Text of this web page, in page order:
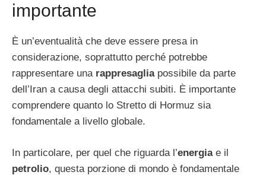
importante
È un’eventualità che deve essere presa in
considerazione, soprattutto perché potrebbe
rappresentare una rappresagliapossibile da parte
dell’Iran a causa degli attacchi subiti. È importante
comprendere quanto lo Stretto di Hormuz sia
fondamentale a livello globale.
In particolare, per quel che riguarda l’energiae il
petrolio, questa porzione di mondo è fondamentale